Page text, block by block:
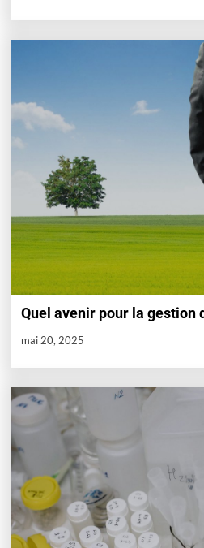
Quel avenir pour la gestion
mai 20, 2025